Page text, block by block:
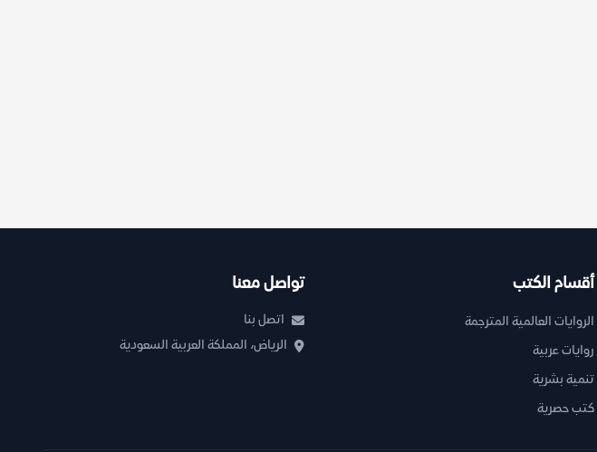
أقسام الكتب
الروايات العالمية المترجمة
روايات عربية
تنمية بشرية
كتب حصرية
تواصل معنا
اتصل بنا
الرياض، المملكة العربية السعودية